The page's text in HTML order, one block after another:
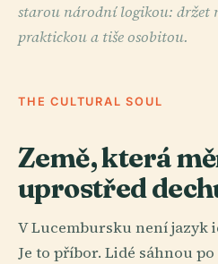
starou národní logikou: držet
praktickou a tiše osobitou.
THE CULTURAL SOUL
Země, která
uprostřed
V Lucembursku není jazyk
Je to příbor. Lidé sáhnou